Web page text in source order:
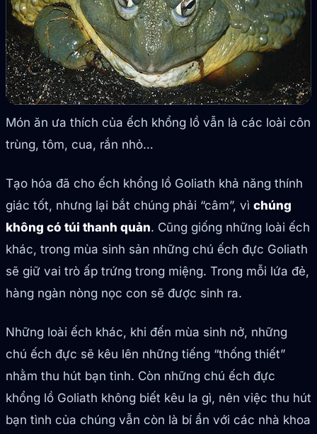
Món ăn ưa thích của ếch khổng lồ vẫn là các loài côn
trùng, tôm, cua, rắn nhỏ…
Tạo hóa đã cho ếch khổng lồ Goliath khả năng thính
giác tốt, nhưng lại bắt chúng phải “câm”, vì chúng
không có túi thanh quản. Cũng giống những loài ếch
khác, trong mùa sinh sản những chú ếch đực Goliath
sẽ giữ vai trò ấp trứng trong miệng. Trong mỗi lứa đẻ,
hàng ngàn nòng nọc con sẽ được sinh ra.
Những loài ếch khác, khi đến mùa sinh nở, những
chú ếch đực sẽ kêu lên những tiếng “thống thiết”
nhằm thu hút bạn tình. Còn những chú ếch đực
khổng lồ Goliath không biết kêu la gì, nên việc thu hút
bạn tình của chúng vẫn còn là bí ẩn với các nhà khoa